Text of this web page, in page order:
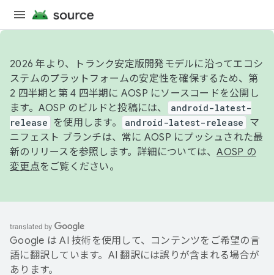
2026 年より、トランク安定版開発モデルに沿ってエコシ
ステムのプラットフォームの安定性を確保するため、第
2 四半期と第 4 四半期に AOSP にソースコードを公開し
ます。AOSP のビルドと投稿には、
android-latest-
release
を使用します。 android-latest-release
マ
ニフェスト ブランチは、常に AOSP にプッシュされた最
新のリリースを参照します。詳細については、AOSP の
変更点をご覧ください。
Google は AI 技術を使用して、コンテンツをご希望の言
語に翻訳しています。AI 翻訳には誤りが含まれる場合が
あります。